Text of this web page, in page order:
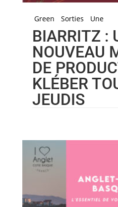
Green Sorties Une
BIARRITZ :
NOUVEAU
DE
KLÉBER
JEUDIS